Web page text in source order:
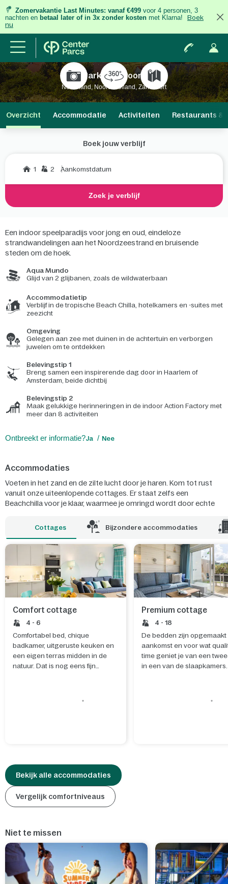
Zomervakantie Last Minutes: vanaf €499 voor 4 personen, 3
nachten en betaal later of in 3x zonder kosten met Klarna!
Boek
nu
Park Zandvoort
Nederland, Noord-Holland, Zandvoort
Overzicht Accommodatie Activiteiten Restaurants &
Boek jouw verblijf
1 2 Aankomstdatum
Zoek je verblijf
Een indoor speelparadijs voor jong en oud, eindeloze
strandwandelingen aan het Noordzeestrand en bruisende
steden om de hoek.
Aqua Mundo
Glijd van 2 glijbanen, zoals de wildwaterbaan
Accommodatietip
Verblijf in de tropische Beach Chilla, hotelkamers en -suites met
zeezicht
Omgeving
Gelegen aan zee met duinen in de achtertuin en verborgen
juwelen om te ontdekken
Belevingstip 1
Breng samen een inspirerende dag door in Haarlem of
Amsterdam, beide dichtbij
Belevingstip 2
Maak gelukkige herinneringen in de indoor Action Factory met
meer dan 8 activiteiten
Ontbreekt er informatie?Ja Nee
Accommodaties
Voeten in het zand en de zilte lucht door je haren. Kom tot rust
vanuit onze uiteenlopende cottages. Er staat zelfs een
Beachchilla voor je klaar, waarmee je omringd wordt door echte
met uitzicht op zee. Kom je langs?
Cottages Bijzondere accommodaties
Comfort cottage
4 - 6
Comfortabel bed, chique
badkamer, uitgeruste keuken en
een eigen terras midden in de
natuur. Dat is nog eens fijn
Premium cottage
4 - 18
De bedden zijn opgemaakt
aankomst en voor wat
time geniet je van een
in een van de slaapkamers.
Bekijk alle accommodaties
Vergelijk comfortniveaus
Niet te missen